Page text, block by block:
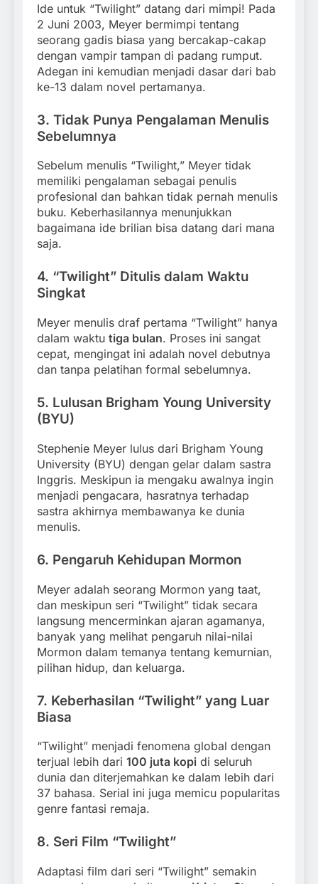
Ide untuk “Twilight” datang dari mimpi! Pada
2 Juni 2003, Meyer bermimpi tentang
seorang gadis biasa yang bercakap-cakap
dengan vampir tampan di padang rumput.
Adegan ini kemudian menjadi dasar dari bab
ke-13 dalam novel pertamanya.
3. Tidak Punya Pengalaman Menulis
Sebelumnya
Sebelum menulis “Twilight,” Meyer tidak
memiliki pengalaman sebagai penulis
profesional dan bahkan tidak pernah menulis
buku. Keberhasilannya menunjukkan
bagaimana ide brilian bisa datang dari mana
saja.
4. “Twilight” Ditulis dalam Waktu
Singkat
Meyer menulis draf pertama “Twilight” hanya
dalam waktu tiga bulan. Proses ini sangat
cepat, mengingat ini adalah novel debutnya
dan tanpa pelatihan formal sebelumnya.
5. Lulusan Brigham Young University
(BYU)
Stephenie Meyer lulus dari Brigham Young
University (BYU) dengan gelar dalam sastra
Inggris. Meskipun ia mengaku awalnya ingin
menjadi pengacara, hasratnya terhadap
sastra akhirnya membawanya ke dunia
menulis.
6. Pengaruh Kehidupan Mormon
Meyer adalah seorang Mormon yang taat,
dan meskipun seri “Twilight” tidak secara
langsung mencerminkan ajaran agamanya,
banyak yang melihat pengaruh nilai-nilai
Mormon dalam temanya tentang kemurnian,
pilihan hidup, dan keluarga.
7. Keberhasilan “Twilight” yang Luar
Biasa
“Twilight” menjadi fenomena global dengan
terjual lebih dari 100 juta kopi di seluruh
dunia dan diterjemahkan ke dalam lebih dari
37 bahasa. Serial ini juga memicu popularitas
genre fantasi remaja.
8. Seri Film “Twilight”
Adaptasi film dari seri “Twilight” semakin